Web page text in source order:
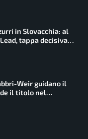
in Slovacchia: al
tappa decisiva
Weir guidano il
il titolo nel